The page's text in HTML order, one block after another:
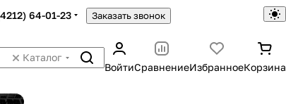
64-01-23 Заказать звонок
Каталог
ВойтиСравнениеИзбранноеКорзина